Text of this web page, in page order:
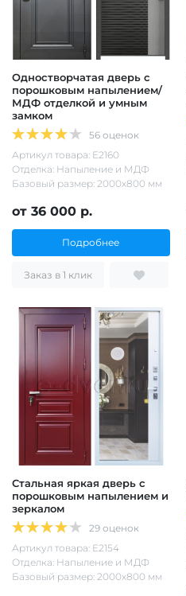
Одностворчатая дверь с
порошковым напылением/
МДФ отделкой и умным
замком
56 оценок
Артикул товара: Е2160
Отделка: Напыление и МДФ
Базовый размер: 2000х800 мм
от 36 000 р.
Подробнее
Заказ в 1 клик
Стальная яркая дверь с
порошковым напылением и
зеркалом
29 оценок
Артикул товара: Е2154
Отделка: Напыление и МДФ
Базовый размер: 2000х800 мм